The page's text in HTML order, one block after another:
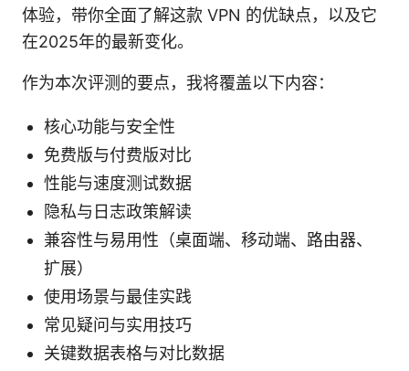
体验，带你全面了解这款 VPN 的优缺点，以及它
在2025年的最新变化。
作为本次评测的要点，我将覆盖以下内容：
核心功能与安全性
免费版与付费版对比
性能与速度测试数据
隐私与日志政策解读
兼容性与易用性（桌面端、移动端、路由器、
扩展）
使用场景与最佳实践
常见疑问与实用技巧
关键数据表格与对比数据